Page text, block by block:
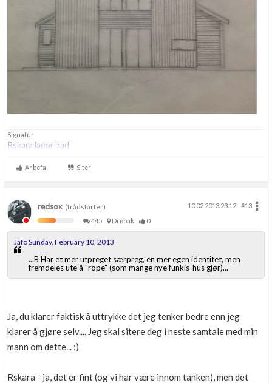
Signatur
Rskara lager bad
Anbefal Siter
redsox (trådstarter) 10.02.2013 23.12
#13
445
Drøbak 0
Jafo Sunday, February 10, 2013
...B Har et mer utpreget særpreg, en mer egen identitet, men
fremdeles ute å "rope" (som mange nye funkis-hus gjør)...
Ja, du klarer faktisk å uttrykke det jeg tenker bedre enn jeg
klarer å gjøre selv.... Jeg skal sitere deg i neste samtale med min
mann om dette... ;)
Rskara - ja, det er fint (og vi har være innom tanken), men det